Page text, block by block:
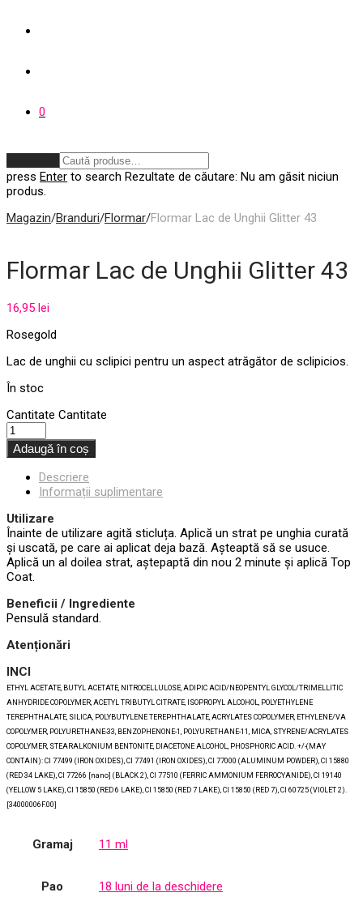
0
press Enter to search Rezultate de căutare: Nu am găsit niciun
produs.
Magazin/Branduri/Flormar/Flormar Lac de Unghii Glitter 43
Flormar Lac de Unghii Glitter 43
16,95 lei
Rosegold
Lac de unghii cu sclipici pentru un aspect atrăgător de sclipicios.
În stoc
Cantitate Cantitate
Adaugă în coș
Descriere
Informații suplimentare
Utilizare
Înainte de utilizare agită sticluța. Aplică un strat pe unghia curată
și uscată, pe care ai aplicat deja bază. Așteaptă să se usuce.
Aplică un al doilea strat, aștepaptă din nou 2 minute și aplică Top
Coat.
Beneficii / Ingrediente
Pensulă standard.
Atenționări
INCI
ETHYL ACETATE, BUTYL ACETATE, NITROCELLULOSE, ADIPIC ACID/NEOPENTYL GLYCOL/TRIMELLITIC
ANHYDRIDE COPOLYMER, ACETYL TRIBUTYL CITRATE, ISOPROPYL ALCOHOL, POLYETHYLENE
TEREPHTHALATE, SILICA, POLYBUTYLENE TEREPHTHALATE, ACRYLATES COPOLYMER, ETHYLENE/VA
COPOLYMER, POLYURETHANE-33, BENZOPHENONE-1, POLYURETHANE-11, MICA, STYRENE/ACRYLATES
COPOLYMER, STEARALKONIUM BENTONITE, DIACETONE ALCOHOL, PHOSPHORIC ACID. +/-(MAY
CONTAIN): CI 77499 (IRON OXIDES), CI 77491 (IRON OXIDES), CI 77000 (ALUMINUM POWDER), CI 15880
(RED 34 LAKE), CI 77266 [nano] (BLACK 2), CI 77510 (FERRIC AMMONIUM FERROCYANIDE), CI 19140
(YELLOW 5 LAKE), CI 15850 (RED 6 LAKE), CI 15850 (RED 7 LAKE), CI 15850 (RED 7), CI 60725 (VIOLET 2).
[34000006F.00]
Gramaj 11 ml
Pao 18 luni de la deschidere